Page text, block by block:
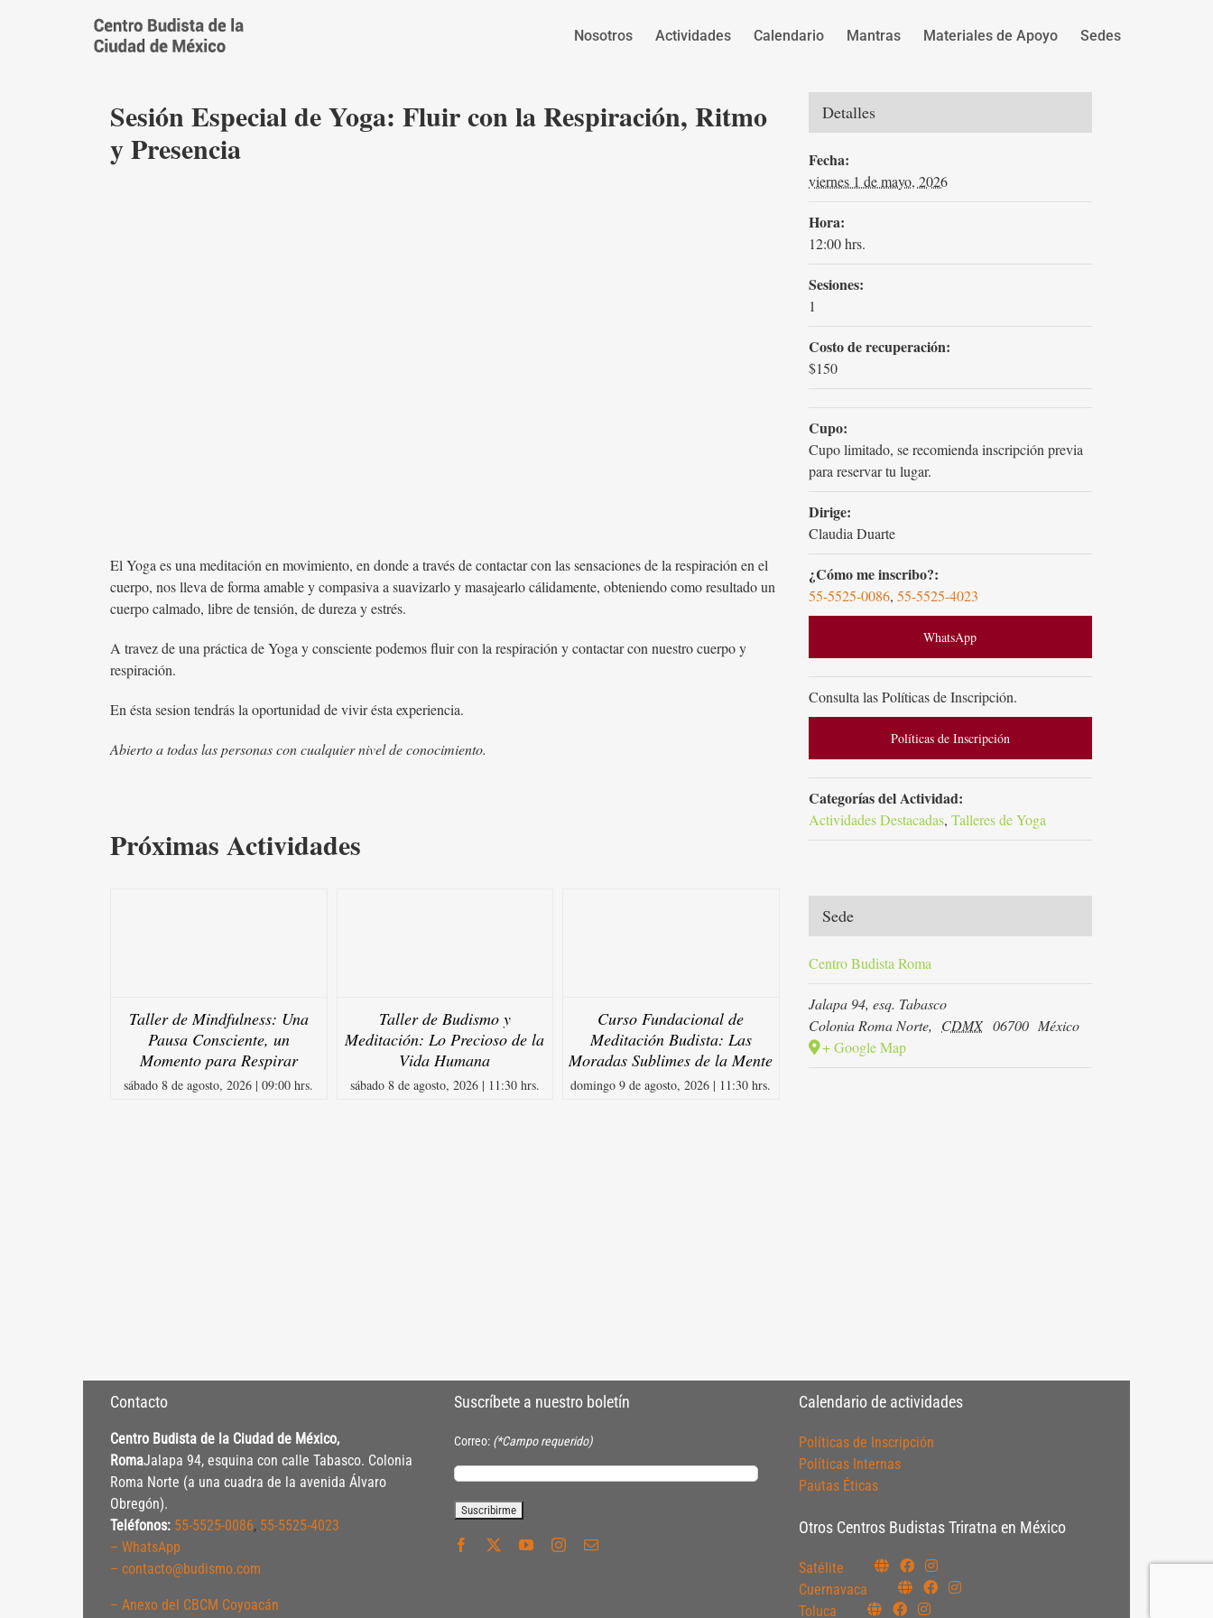
Nosotros Actividades Calendario Mantras Materiales de Apoyo Sedes
Sesión Especial de Yoga: Fluir con la Respiración, Ritmo
y Presencia
El Yoga es una meditación en movimiento, en donde a través de contactar con las sensaciones de la respiración en el
cuerpo, nos lleva de forma amable y compasiva a suavizarlo y masajearlo cálidamente, obteniendo como resultado un
cuerpo calmado, libre de tensión, de dureza y estrés.
A travez de una práctica de Yoga y consciente podemos fluir con la respiración y contactar con nuestro cuerpo y
respiración.
En ésta sesion tendrás la oportunidad de vivir ésta experiencia.
Abierto a todas las personas con cualquier nivel de conocimiento.
Próximas Actividades
Taller de Mindfulness: Una
Pausa Consciente, un
Momento para Respirar
sábado 8 de agosto, 2026 | 09:00 hrs.
Taller de Budismo y
Meditación: Lo Precioso de la
Vida Humana
sábado 8 de agosto, 2026 | 11:30 hrs.
Curso Fundacional de
Meditación Budista: Las
Moradas Sublimes de la Mente
domingo 9 de agosto, 2026 | 11:30 hrs.
Detalles
Fecha:
viernes 1 de mayo, 2026
Hora:
12:00 hrs.
Sesiones:
1
Costo de recuperación:
$150
Cupo:
Cupo limitado, se recomienda inscripción previa
para reservar tu lugar.
Dirige:
Claudia Duarte
¿Cómo me inscribo?:
55-5525-0086, 55-5525-4023
WhatsApp
Consulta las Políticas de Inscripción.
Políticas de Inscripción
Categorías del Actividad:
Actividades Destacadas, Talleres de Yoga
Sede
Centro Budista Roma
Jalapa 94, esq. Tabasco
Colonia Roma Norte, CDMX 06700 México
+ Google Map
Contacto
Centro Budista de la Ciudad de México,
RomaJalapa 94, esquina con calle Tabasco. Colonia
Roma Norte (a una cuadra de la avenida Álvaro
Obregón).
Teléfonos: 55-5525-0086, 55-5525-4023
– WhatsApp
– contacto@budismo.com
– Anexo del CBCM Coyoacán
Suscríbete a nuestro boletín
Correo: (*Campo requerido)
Calendario de actividades
Políticas de Inscripción
Políticas Internas
Pautas Éticas
Otros Centros Budistas Triratna en México
Satélite
Cuernavaca
Toluca